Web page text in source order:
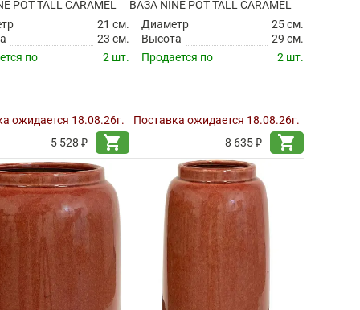
POT TALL CARAMEL
21 см.
23 см.
по
2 шт.
ожидается 18.08.26г.
5 528 ₽
shopping_cart
ВАЗА NINE POT TALL CARAMEL
Диаметр
25 см.
Высота
29 см.
Продается по
2 шт.
Поставка ожидается 18.08.26г.
8 635 ₽
shopping_cart